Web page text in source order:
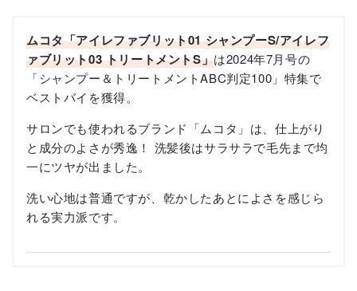
ムコタ「アイレファブリット01 シャンプーS/アイレフ
ァブリット03 トリートメントS」は2024年7月号の
「シャンプー＆トリートメントABC判定100」特集で
ベストバイを獲得。
サロンでも使われるブランド「ムコタ」は、仕上がり
と成分のよさが秀逸！ 洗髪後はサラサラで毛先まで均
一にツヤが出ました。
洗い心地は普通ですが、乾かしたあとによさを感じら
れる実力派です。